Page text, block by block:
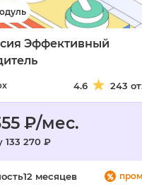
Эффективный
4.6 243
₽/мес.
133 270 ₽
12 месяцев